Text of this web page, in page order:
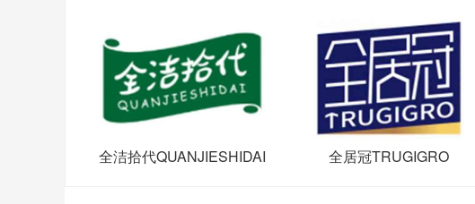
全洁拾代QUANJIESHIDAI 全居冠TRUGIGRO